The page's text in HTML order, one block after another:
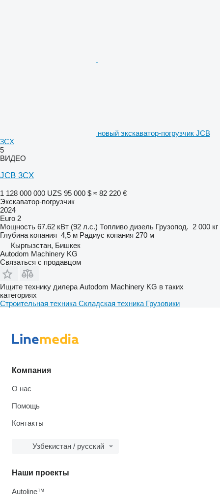
новый экскаватор-погрузчик JCB
3CX
5
ВИДЕО
JCB 3CX
1 128 000 000 UZS 95 000 $ ≈ 82 220 €
Экскаватор-погрузчик
2024
Euro 2
Мощность 67.62 кВт (92 л.с.) Топливо дизель Грузопод. 2 000 кг
Глубина копания 4,5 м Радиус копания 270 м
Кыргызстан, Бишкек
Autodom Machinery KG
Связаться с продавцом
Ищите технику дилера Autodom Machinery KG в таких
категориях
Строительная техника Складская техника Грузовики
Компания
О нас
Помощь
Контакты
Узбекистан / русский
Наши проекты
Autoline™